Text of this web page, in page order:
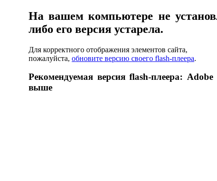
На вашем компьютере не
либо его версия устарела.
Для корректного отображения элементов сайта,
пожалуйста, обновите версию своего flash-плеера.
Рекомендуемая версия flash-плеера:
выше